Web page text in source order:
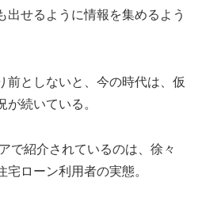
出せるように情報を集めるよう
前としないと、今の時代は、仮
続いている。
で紹介されているのは、徐々
ローン利用者の実態。